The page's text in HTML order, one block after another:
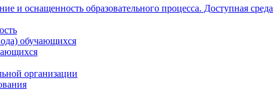
и оснащенность образовательного процесса. Доступная среда
обучающихся
организации